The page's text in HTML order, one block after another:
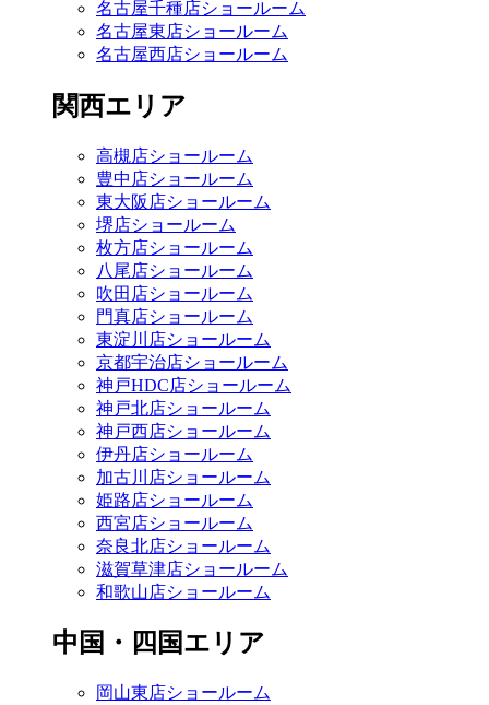
名古屋千種店ショールーム
名古屋東店ショールーム
名古屋西店ショールーム
関西エリア
高槻店ショールーム
豊中店ショールーム
東大阪店ショールーム
堺店ショールーム
枚方店ショールーム
八尾店ショールーム
吹田店ショールーム
門真店ショールーム
東淀川店ショールーム
京都宇治店ショールーム
神戸HDC店ショールーム
神戸北店ショールーム
神戸西店ショールーム
伊丹店ショールーム
加古川店ショールーム
姫路店ショールーム
西宮店ショールーム
奈良北店ショールーム
滋賀草津店ショールーム
和歌山店ショールーム
中国・四国エリア
岡山東店ショールーム